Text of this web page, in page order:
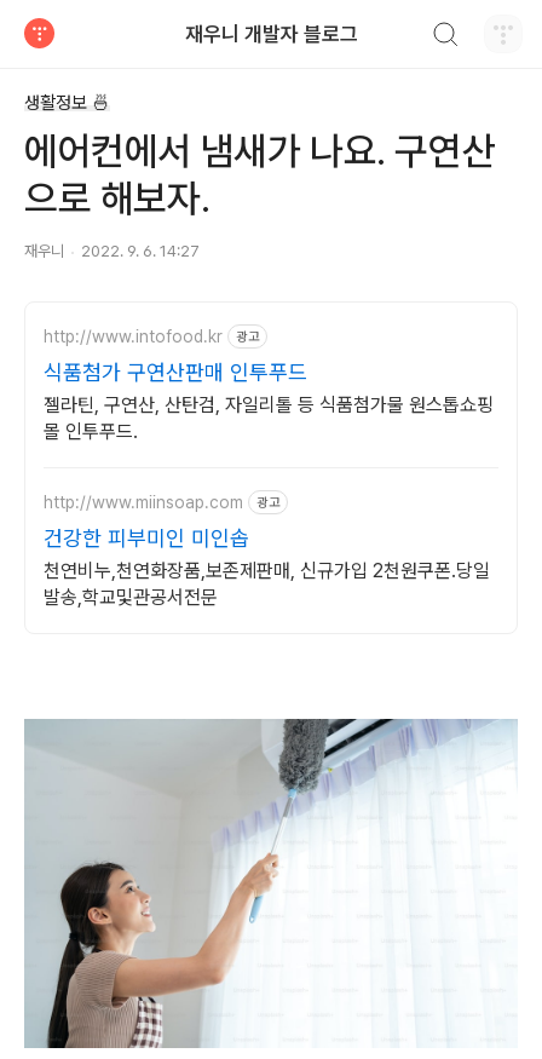
재우니 개발자 블로그
생활정보 🍜
에어컨에서 냄새가 나요. 구연산
으로 해보자.
재우니 2022. 9. 6. 14:27
http://www.intofood.kr 광고
식품첨가 구연산판매 인투푸드
젤라틴, 구연산, 산탄검, 자일리톨 등 식품첨가물 원스톱쇼핑
몰 인투푸드.
http://www.miinsoap.com 광고
건강한 피부미인 미인솝
천연비누,천연화장품,보존제판매, 신규가입 2천원쿠폰.당일
발송,학교및관공서전문